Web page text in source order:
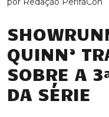
QUINN’
SOBRE A
DA SÉRIE